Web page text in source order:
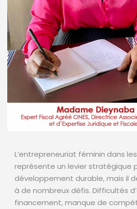
L’entrepreneuriat féminin dans
représente un levier stratégique
développement durable, mais il
à de nombreux défis. Difficultés
financement, manque de